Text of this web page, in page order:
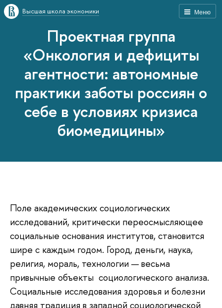
Меню
Высшая школа экономики
Проектная группа
«Онкология и дефициты
агентности: автономные
практики заботы россиян о
себе в условиях кризиса
биомедицины»
Поле академических социологических
исследований, критически переосмысляющее
социальные основания институтов, становится
шире с каждым годом. Город, деньги, наука,
религия, мораль, технологии — весьма
привычные объекты социологического анализа.
Социальные исследования здоровья и болезни
давняя традиция в западной социологической